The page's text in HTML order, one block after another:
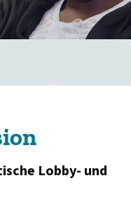
Lobby- und